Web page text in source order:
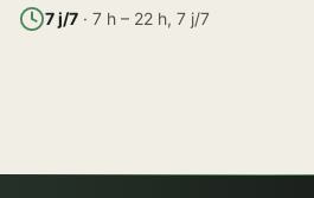
7 j/7 · 7 h – 22 h, 7 j/7